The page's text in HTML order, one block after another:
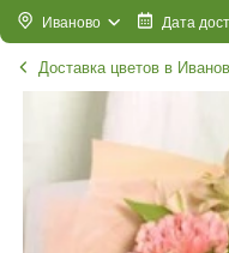
Иваново Дата
Доставка цветов в